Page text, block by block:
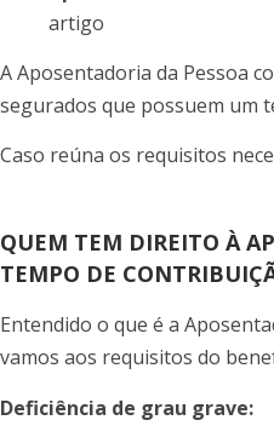
artigo
A Aposentadoria da Pessoa
segurados que possuem um
Caso reúna os requisitos
QUEM TEM DIREITO À
TEMPO DE
Entendido o que é a
vamos aos requisitos do
Deficiência de grau grave: